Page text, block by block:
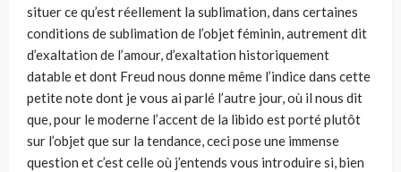
situer ce qu’est réellement la sublimation, dans cer­taines
conditions de sublimation de l’objet féminin, autrement dit
d’exal­tation de l’amour, d’exaltation historiquement
datable et dont Freud nous donne même l’indice dans cette
petite note dont je vous ai parlé l’autre jour, où il nous dit
que, pour le moderne l’accent de la libido est porté plu­tôt
sur l’objet que sur la tendance, ceci pose une immense
question et c’est celle où j’entends vous introduire si, bien